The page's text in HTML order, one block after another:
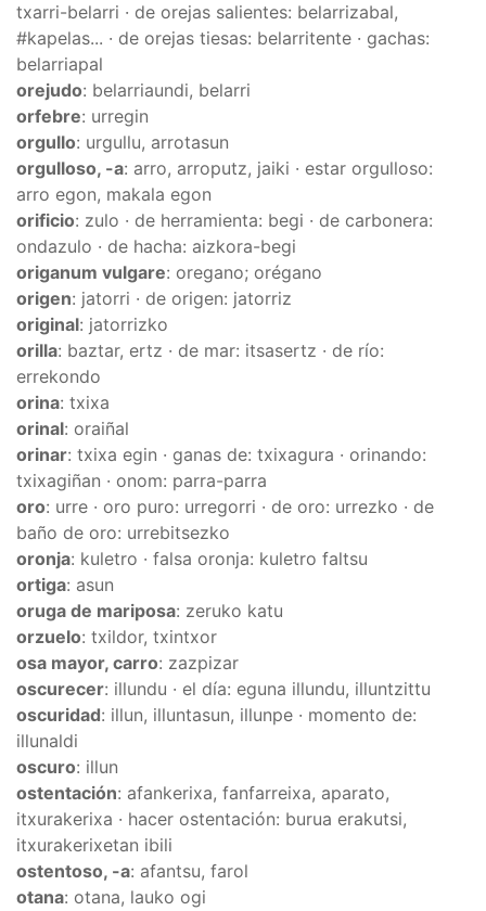
txarri-belarri · de orejas salientes: belarrizabal,
#kapelas... · de orejas tiesas: belarritente · gachas:
belarriapal
orejudo: belarriaundi, belarri
orfebre: urregin
orgullo: urgullu, arrotasun
orgulloso, -a: arro, arroputz, jaiki · estar orgulloso:
arro egon, makala egon
orificio: zulo · de herramienta: begi · de carbonera:
ondazulo · de hacha: aizkora-begi
origanum vulgare: oregano; orégano
origen: jatorri · de origen: jatorriz
original: jatorrizko
orilla: baztar, ertz · de mar: itsasertz · de río:
errekondo
orina: txixa
orinal: oraiñal
orinar: txixa egin · ganas de: txixagura · orinando:
txixagiñan · onom: parra-parra
oro: urre · oro puro: urregorri · de oro: urrezko · de
baño de oro: urrebitsezko
oronja: kuletro · falsa oronja: kuletro faltsu
ortiga: asun
oruga de mariposa: zeruko katu
orzuelo: txildor, txintxor
osa mayor, carro: zazpizar
oscurecer: illundu · el día: eguna illundu, illuntzittu
oscuridad: illun, illuntasun, illunpe · momento de:
illunaldi
oscuro: illun
ostentación: afankerixa, fanfarreixa, aparato,
itxurakerixa · hacer ostentación: burua erakutsi,
itxurakerixetan ibili
ostentoso, -a: afantsu, farol
otana: otana, lauko ogi